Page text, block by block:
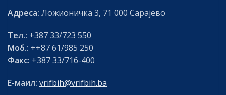
Адреса: Ложионичка 3, 71 000 Сарајево
Тел.: +387 33/723 550
Моб.: ++87 61/985 250
Факс: +387 33/716-400
Е-маил: vrifbih@vrifbih.ba